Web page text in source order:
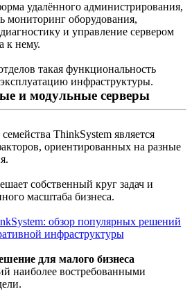
удалённого администрирования,
мониторинг оборудования,
и управление сервером
к нему.
такая функциональность
инфраструктуры.
и модульные серверы
ThinkSystem является
ориентированных на разные
собственный круг задач и
масштаба бизнеса.
для малого бизнеса
наиболее востребованными